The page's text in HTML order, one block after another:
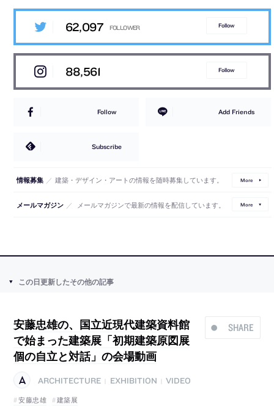
62,097 Follow
88,561 Follow
Follow Add Friends
Subscribe
情報募集 ／ 建築・デザイン・アートの情報を随時募集しています。 More
メールマガジン ／ メールマガジンで最新の情報を配信しています。 More
この日更新したその他の記事
SHARE
安藤忠雄の、国立近現代建築資料館
で始まった建築展「初期建築原図展
個の自立と対話」の会場動画
ARCHITECTURE EXHIBITION
VIDEO
安藤忠雄
建築展